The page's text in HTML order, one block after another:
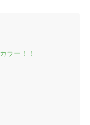
ラー！！